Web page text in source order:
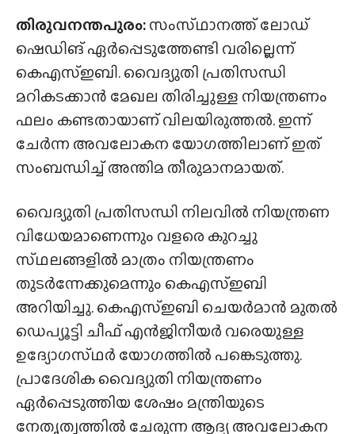
തിരുവനന്തപുരം:സംസ്‌ഥാനത്ത്‌ ലോഡ്
ഷെഡിങ് ഏർപ്പെടുത്തേണ്ടി വരില്ലെന്ന്
കെഎസ്ഇബി. വൈദ്യുതി പ്രതിസന്ധി
മറികടക്കാൻ മേഖല തിരിച്ചുള്ള നിയന്ത്രണം
ഫലം കണ്ടതായാണ് വിലയിരുത്തൽ. ഇന്ന്
ചേർന്ന അവലോകന യോഗത്തിലാണ് ഇത്
സംബന്ധിച്ച് അന്തിമ തീരുമാനമായത്.
വൈദ്യുതി പ്രതിസന്ധി നിലവിൽ നിയന്ത്രണ
വിധേയമാണെന്നും വളരെ കുറച്ചു
സ്‌ഥലങ്ങളിൽ മാത്രം നിയന്ത്രണം
തുടർന്നേക്കുമെന്നും കെഎസ്ഇബി
അറിയിച്ചു. കെഎസ്ഇബി ചെയർമാൻ മുതൽ
ഡെപ്യൂട്ടി ചീഫ് എൻജിനീയർ വരെയുള്ള
ഉദ്യോഗസ്‌ഥർ യോഗത്തിൽ പങ്കെടുത്തു.
പ്രാദേശിക വൈദ്യുതി നിയന്ത്രണം
ഏർപ്പെടുത്തിയ ശേഷം മന്ത്രിയുടെ
നേതൃത്വത്തിൽ ചേരുന്ന ആദ്യ അവലോകന